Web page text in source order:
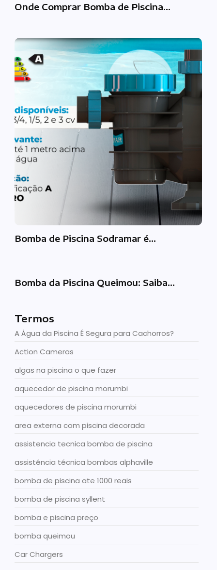
Onde Comprar Bomba de Piscina…
Bomba de Piscina Sodramar é…
Bomba da Piscina Queimou: Saiba…
Termos
A Água da Piscina É Segura para Cachorros?
Action Cameras
algas na piscina o que fazer
aquecedor de piscina morumbi
aquecedores de piscina morumbi
area externa com piscina decorada
assistencia tecnica bomba de piscina
assistência técnica bombas alphaville
bomba de piscina ate 1000 reais
bomba de piscina syllent
bomba e piscina preço
bomba queimou
Car Chargers